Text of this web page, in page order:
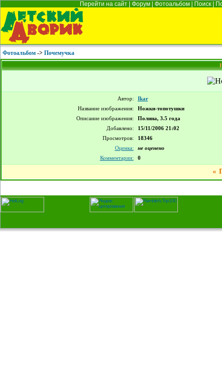
Перейти на сайт Форум Фотоальбом Поиск
Фотоальбом -> Почемучка
Автор:
Ikar
Название изображения:
Ножки-топотушки
Описание изображения:
Полина, 3.5 года
Добавлено:
15/11/2006 21:02
Просмотров:
18346
Оценка:
не оценено
Комментарии:
0
«